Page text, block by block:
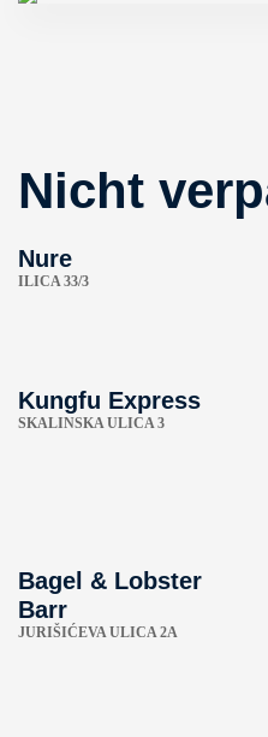
Nicht
Nure
ILICA 33/3
Kungfu Express
SKALINSKA ULICA 3
Bagel & Lobster
Barr
JURIŠIĆEVA ULICA 2A